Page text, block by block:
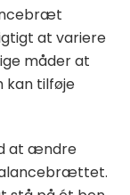
at variere
måder at
tilføje
at ændre